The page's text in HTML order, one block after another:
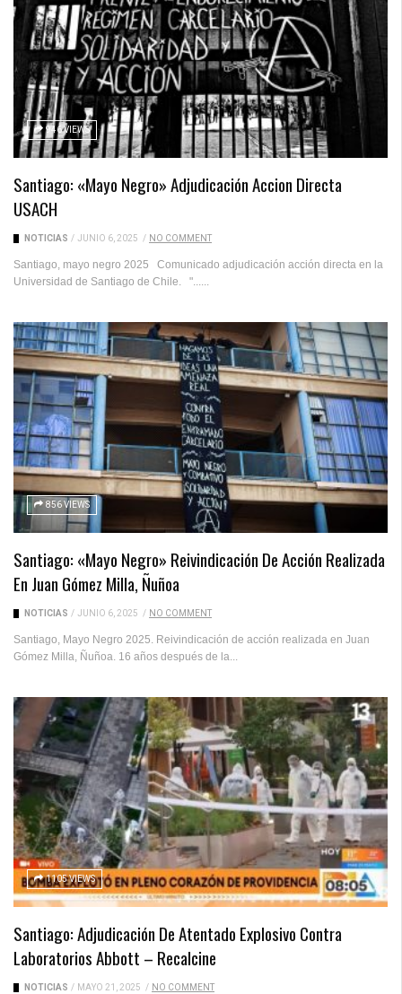
946 VIEWS
Santiago: «Mayo Negro» Adjudicación Accion Directa
USACH
NOTICIAS / JUNIO 6, 2025 / NO COMMENT
Santiago, mayo negro 2025 Comunicado adjudicación acción directa en la
Universidad de Santiago de Chile. "......
856 VIEWS
Santiago: «Mayo Negro» Reivindicación De Acción Realizada
En Juan Gómez Milla, Ñuñoa
NOTICIAS / JUNIO 6, 2025 / NO COMMENT
Santiago, Mayo Negro 2025. Reivindicación de acción realizada en Juan
Gómez Milla, Ñuñoa. 16 años después de la...
1105 VIEWS
Santiago: Adjudicación De Atentado Explosivo Contra
Laboratorios Abbott – Recalcine
NOTICIAS / MAYO 21, 2025 / NO COMMENT